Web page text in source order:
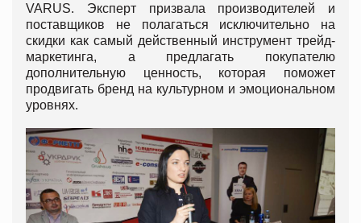
VARUS. Эксперт призвала производителей и
поставщиков не полагаться исключительно на
скидки как cамый действенный инструмент трейд-
маркетинга, а предлагать покупателю
дополнительную ценность, которая поможет
продвигать бренд на культурном и эмоциональном
уровнях.